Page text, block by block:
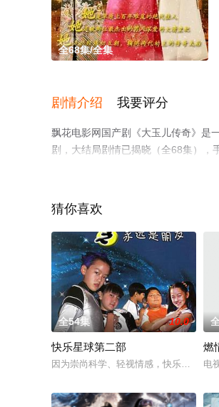
全68集/全集
剧情介绍 我要评分
飘花电影网国产剧《大玉儿传奇》是
剧，大结局剧情已揭晓（全68集），
猜你喜欢
全54集 10.0
快乐星球第二部
因为崇尚科学、轻视情感，快乐星球上
燃
电